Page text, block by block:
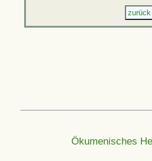
Ökumenisches